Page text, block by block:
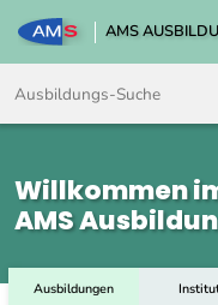
AMS
Willkommen
AMS
Ausbildungen